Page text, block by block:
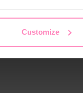
Customize